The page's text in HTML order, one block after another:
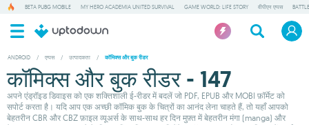
BETA PUBG MOBILE MY HERO ACADEMIA UNITED SURVIVAL GAME WORLD: LIFE STORY वीपीएन एप्पस
ANDROID / एप्पस / उत्पादकता / कॉमिक्स और बुक रीडर
कॉमिक्स और बुक रीडर - 147
अपने एंड्रॉइड डिवाइस को एक शक्तिशाली ई-रीडर में बदलें जो PDF, EPUB और MOBI फ़ॉर्मेट को
सपोर्ट करता है। यदि आप एक अच्छी कॉमिक बुक के चित्रों का आनंद लेना चाहते हैं, तो यहाँ आपको
बेहतरीन CBR और CBZ फ़ाइल व्यूअर्स के साथ-साथ हर दिन मुफ़्त में बेहतरीन मंगा (manga) और